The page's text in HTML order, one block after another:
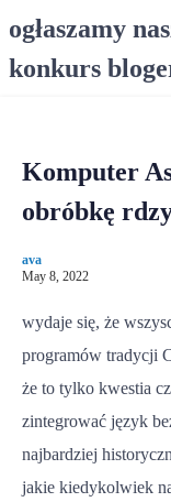
ogłaszamy
konkurs
Komputer
obróbkę
ava
May 8, 2022
wydaje się, że
programów tradycji
że to tylko kwestia
zintegrować język
najbardziej
jakie kiedykolwiek